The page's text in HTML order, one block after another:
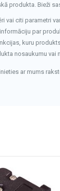
produkta. Bieži
vai citi parametri
par
kuru
nosaukumu vai
ar mums